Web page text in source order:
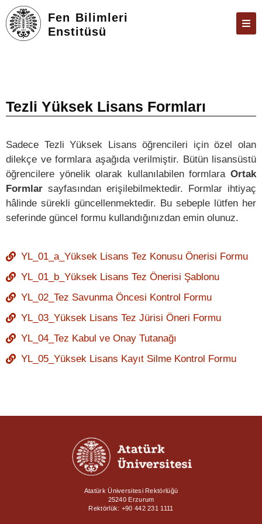
Fen Bilimleri
Enstitüsü
TEZ & SAVUNMA
İLETIŞIM
ÜBYS
ÖBS
Tezli Yüksek Lisans Formları
Sadece Tezli Yüksek Lisans öğrencileri için özel olan
dilekçe ve formlara aşağıda verilmiştir. Bütün lisansüstü
öğrencilere yönelik olarak kullanılabilen formlara Ortak
Formlar sayfasından erişilebilmektedir. Formlar ihtiyaç
hâlinde sürekli güncellenmektedir. Bu sebeple lütfen her
seferinde güncel formu kullandığınızdan emin olunuz.
YL_01_a_Yüksek Lisans Tez Konusu Önerisi Formu
YL_01_b_Yüksek Lisans Tez Önerisi Şablonu
YL_02_Tez Savunma Öncesi Kontrol Formu
YL_03_Yüksek Lisans Tez Jürisi Öneri Formu
YL_04_Tez Kabul ve Onay Tutanağı
YL_05_Yüksek Lisans Kayıt Silme Kontrol Formu
Atatürk Üniversitesi Rektörlüğü
25240 Erzurum
Rektörlük: +90 442 231 1111